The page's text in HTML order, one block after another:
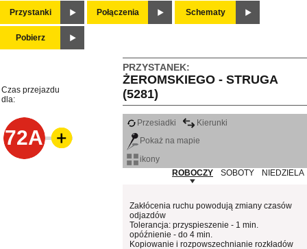
Przystanki Połączenia Schematy
Pobierz
PRZYSTANEK:
ŻEROMSKIEGO - STRUGA
(5281)
Czas przejazdu
dla:
72A
Przesiadki
Kierunki
Pokaż na mapie
ikony
ROBOCZY
SOBOTY NIEDZIELA
Zakłócenia ruchu powodują zmiany czasów
odjazdów
Tolerancja: przyspieszenie - 1 min.
opóźnienie - do 4 min.
Kopiowanie i rozpowszechnianie rozkładów